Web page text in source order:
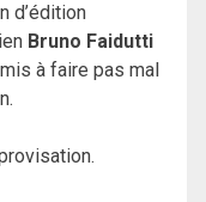
d’édition
Bruno Faidutti
à faire pas mal